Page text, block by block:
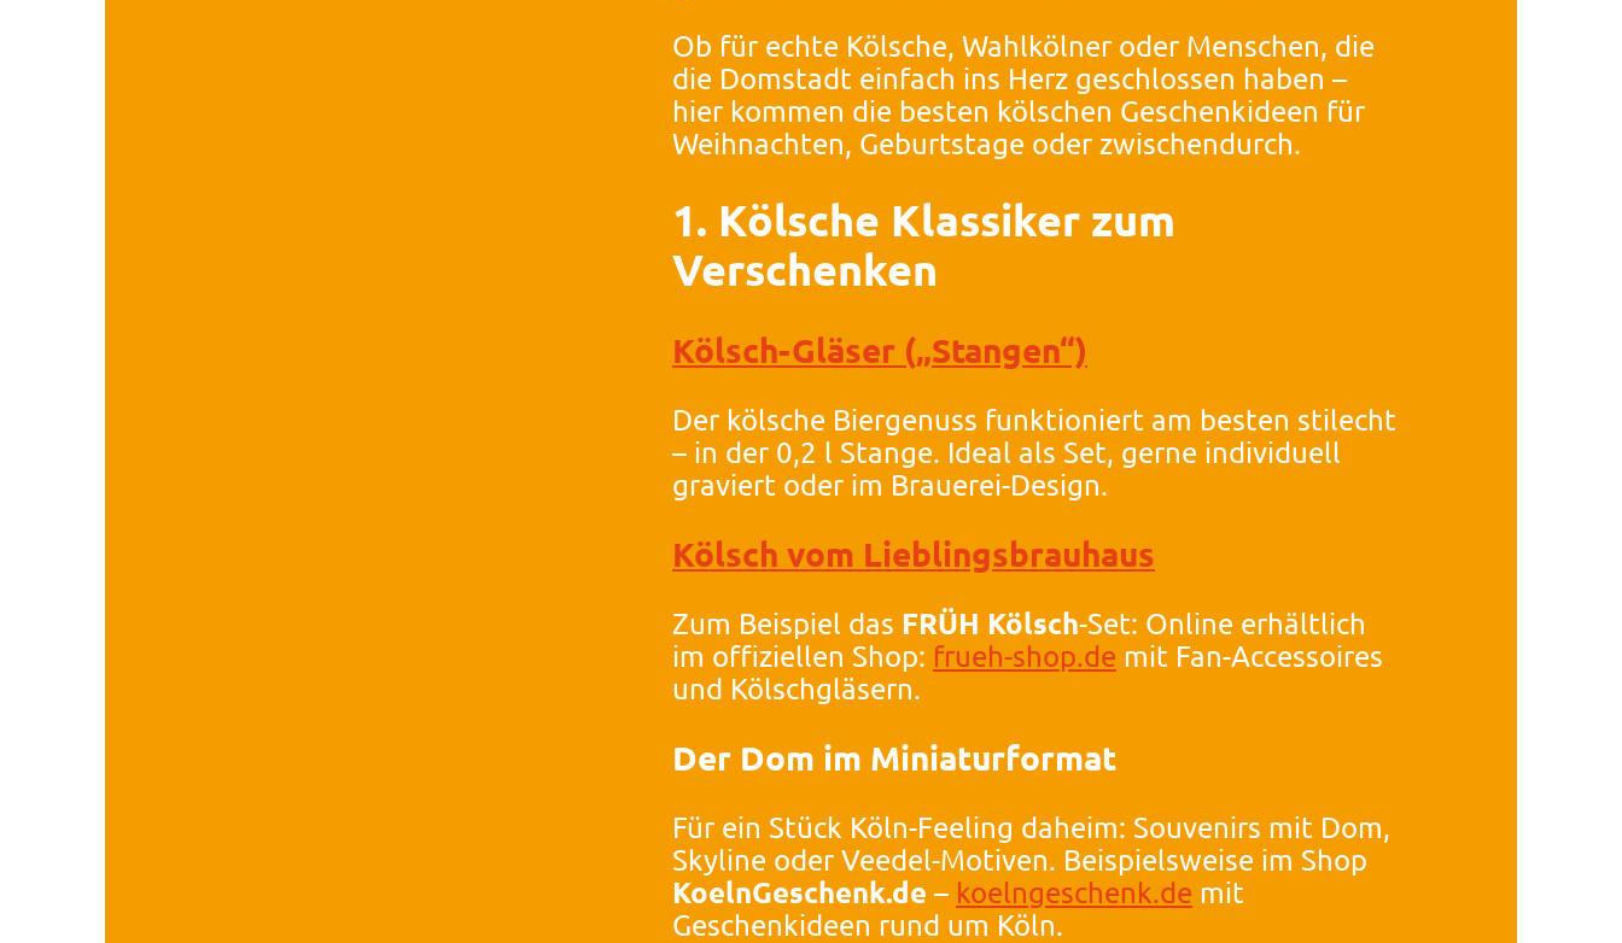
Ob für echte Kölsche, Wahlkölner oder Menschen, die
die Domstadt einfach ins Herz geschlossen haben –
hier kommen die besten kölschen Geschenkideen für
Weihnachten, Geburtstage oder zwischendurch.
1. Kölsche Klassiker zum
Verschenken
Kölsch-Gläser („Stangen“)
Der kölsche Biergenuss funktioniert am besten stilecht
– in der 0,2 l Stange. Ideal als Set, gerne individuell
graviert oder im Brauerei-Design.
Kölsch vom Lieblingsbrauhaus
Zum Beispiel das FRÜH Kölsch-Set: Online erhältlich
im offiziellen Shop: frueh-shop.de mit Fan-Accessoires
und Kölschgläsern.
Der Dom im Miniaturformat
Für ein Stück Köln-Feeling daheim: Souvenirs mit Dom,
Skyline oder Veedel-Motiven. Beispielsweise im Shop
KoelnGeschenk.de – koelngeschenk.de mit
Geschenkideen rund um Köln.